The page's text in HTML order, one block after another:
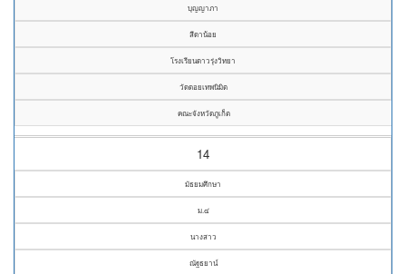
บุญญาภา
สีดาน้อย
โรงเรียนดาวรุ่งวิทยา
วัดดอยเทพนิมิต
คณะจังหวัดภูเก็ต
14
มัธยมศึกษา
ม.๔
นางสาว
ณัฐธยาน์